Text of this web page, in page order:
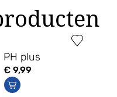
PH plus
€ 9,99